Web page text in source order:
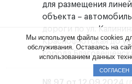
для размещения
объекта –
дороги по ул.
Краснофлотская до
города
Мы используем файлы cookies
обслуживания. Оставаясь на
использованием данных
СОГЛАСЕН